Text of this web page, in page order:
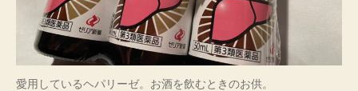
愛用しているヘパリーゼ。お酒を飲むときのお供。